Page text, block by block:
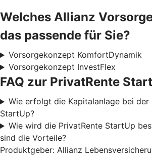
Welches Allianz
das passende für Sie?
Vorsorgekonzept KomfortDynamik
Vorsorgekonzept InvestFlex
FAQ zur PrivatRente
Wie erfolgt die Kapitalanlage bei der
StartUp?
Wie wird die PrivatRente StartUp
sind die Vorteile?
Produktgeber: Allianz